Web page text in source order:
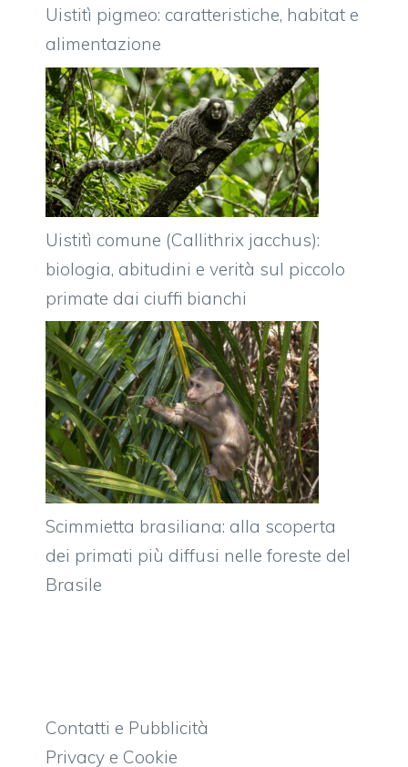
Uistitì pigmeo: caratteristiche, habitat e
alimentazione
Uistitì comune (Callithrix jacchus):
biologia, abitudini e verità sul piccolo
primate dai ciuffi bianchi
Scimmietta brasiliana: alla scoperta
dei primati più diffusi nelle foreste del
Brasile
Contatti e Pubblicità
Privacy e Cookie